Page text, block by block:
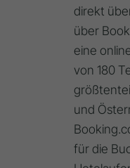
direkt
über
eine
von 180
und
für die